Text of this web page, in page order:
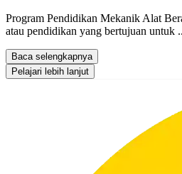
Program Pendidikan Mekanik Alat
atau pendidikan yang bertujuan untuk
Baca selengkapnya
Pelajari lebih lanjut